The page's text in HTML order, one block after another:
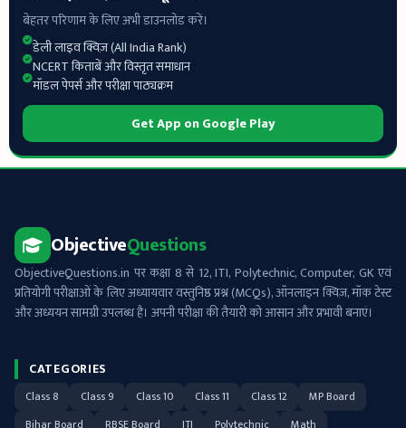
बेहतर परिणाम के लिए अभी डाउनलोड करें।
डेली लाइव क्विज़ (All India Rank)
NCERT किताबें और विस्तृत समाधान
मॉडल पेपर्स और परीक्षा पाठ्यक्रम
Get App on Google Play
ObjectiveQuestions
ObjectiveQuestions.in पर कक्षा 8 से 12, ITI, Polytechnic, Computer, GK एवं
प्रतियोगी परीक्षाओं के लिए अध्यायवार वस्तुनिष्ठ प्रश्न (MCQs), ऑनलाइन क्विज़, मॉक टेस्ट
और अध्ययन सामग्री उपलब्ध है। अपनी परीक्षा की तैयारी को आसान और प्रभावी बनाएं।
CATEGORIES
Class 8 Class 9 Class 10 Class 11 Class 12
MP Board
Bihar Board
RBSE Board ITI Polytechnic Math